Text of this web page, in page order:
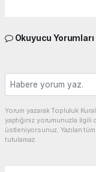
Okuyucu Yorumları
Yorum yazarak Topluluk
yaptığınız yorumunuzla
üstleniyorsunuz. Yazılan
tutulamaz.